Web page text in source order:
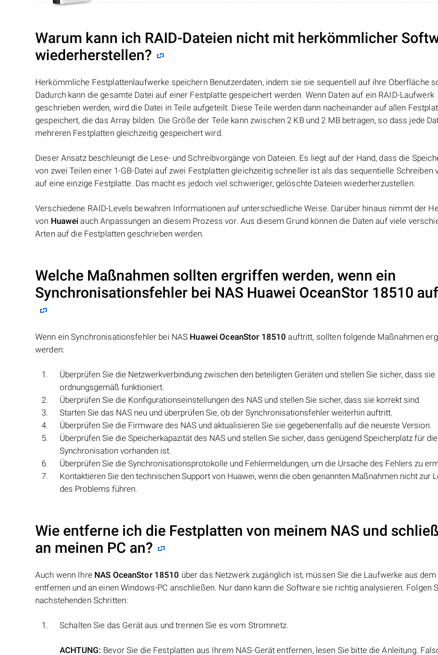
Warum kann ich RAID-Dateien nicht mit herkömmlicher
wiederherstellen?
Herkömmliche Festplattenlaufwerke speichern Benutzerdaten, indem sie sie sequentiell auf ihre Oberfläche
Dadurch kann die gesamte Datei auf einer Festplatte gespeichert werden. Wenn Daten auf ein RAID-Laufwerk
geschrieben werden, wird die Datei in Teile aufgeteilt. Diese Teile werden dann nacheinander auf allen
gespeichert, die das Array bilden. Die Größe der Teile kann zwischen 2 KB und 2 MB betragen, so dass jede
mehreren Festplatten gleichzeitig gespeichert wird.
Dieser Ansatz beschleunigt die Lese- und Schreibvorgänge von Dateien. Es liegt auf der Hand, dass die
von zwei Teilen einer 1-GB-Datei auf zwei Festplatten gleichzeitig schneller ist als das sequentielle Schreiben
auf eine einzige Festplatte. Das macht es jedoch viel schwieriger, gelöschte Dateien wiederherzustellen.
Verschiedene RAID-Levels bewahren Informationen auf unterschiedliche Weise. Darüber hinaus nimmt der
von Huawei auch Anpassungen an diesem Prozess vor. Aus diesem Grund können die Daten auf viele
Arten auf die Festplatten geschrieben werden.
Welche Maßnahmen sollten ergriffen werden, wenn ein
Synchronisationsfehler bei NAS Huawei OceanStor 18510
Wenn ein Synchronisationsfehler bei NAS Huawei OceanStor 18510 auftritt, sollten folgende Maßnahmen
werden:
Überprüfen Sie die Netzwerkverbindung zwischen den beteiligten Geräten und stellen Sie sicher, dass sie
ordnungsgemäß funktioniert.
Überprüfen Sie die Konfigurationseinstellungen des NAS und stellen Sie sicher, dass sie korrekt sind.
Starten Sie das NAS neu und überprüfen Sie, ob der Synchronisationsfehler weiterhin auftritt.
Überprüfen Sie die Firmware des NAS und aktualisieren Sie sie gegebenenfalls auf die neueste Version.
Überprüfen Sie die Speicherkapazität des NAS und stellen Sie sicher, dass genügend Speicherplatz für die
Synchronisation vorhanden ist.
Überprüfen Sie die Synchronisationsprotokolle und Fehlermeldungen, um die Ursache des Fehlers zu
Kontaktieren Sie den technischen Support von Huawei, wenn die oben genannten Maßnahmen nicht zur
des Problems führen.
Wie entferne ich die Festplatten von meinem NAS und
an meinen PC an?
Auch wenn Ihre NAS OceanStor 18510 über das Netzwerk zugänglich ist, müssen Sie die Laufwerke aus dem
entfernen und an einen Windows-PC anschließen. Nur dann kann die Software sie richtig analysieren. Folgen
nachstehenden Schritten:
Schalten Sie das Gerät aus und trennen Sie es vom Stromnetz.
ACHTUNG: Bevor Sie die Festplatten aus Ihrem NAS-Gerät entfernen, lesen Sie bitte die Anleitung.